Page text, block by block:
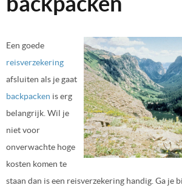
Een goede
reisverzekering
afsluiten als je gaat
backpacken is erg
belangrijk. Wil je
niet voor
onverwachte hoge
kosten komen te
staan dan is een reisverzekering handig. Ga je